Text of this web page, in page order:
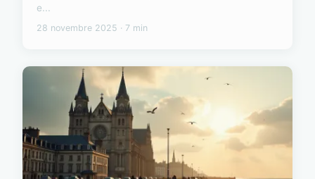
e...
28 novembre 2025 · 7 min